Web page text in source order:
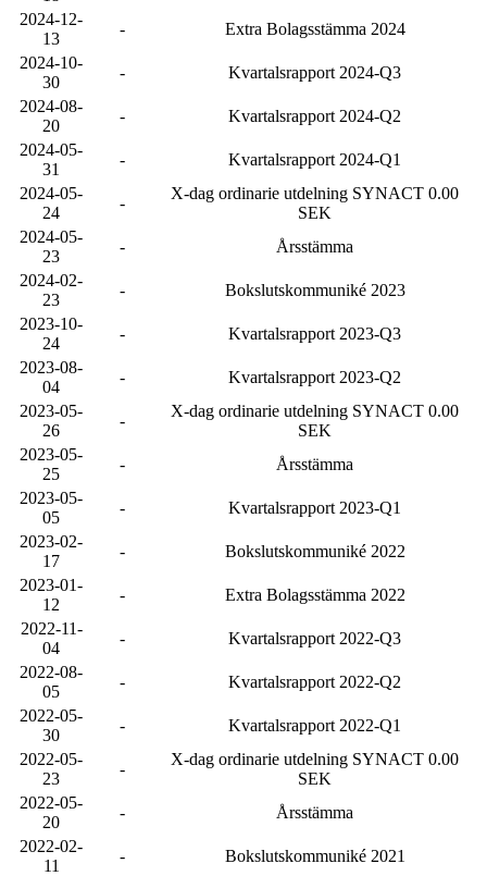
2024-12-
13
-
Extra Bolagsstämma 2024
2024-10-
30
-
Kvartalsrapport 2024-Q3
2024-08-
20
-
Kvartalsrapport 2024-Q2
2024-05-
31
-
Kvartalsrapport 2024-Q1
2024-05-
24
-
X-dag ordinarie utdelning SYNACT 0.00
SEK
2024-05-
23
-
Årsstämma
2024-02-
23
-
Bokslutskommuniké 2023
2023-10-
24
-
Kvartalsrapport 2023-Q3
2023-08-
04
-
Kvartalsrapport 2023-Q2
2023-05-
26
-
X-dag ordinarie utdelning SYNACT 0.00
SEK
2023-05-
25
-
Årsstämma
2023-05-
05
-
Kvartalsrapport 2023-Q1
2023-02-
17
-
Bokslutskommuniké 2022
2023-01-
12
-
Extra Bolagsstämma 2022
2022-11-
04
-
Kvartalsrapport 2022-Q3
2022-08-
05
-
Kvartalsrapport 2022-Q2
2022-05-
30
-
Kvartalsrapport 2022-Q1
2022-05-
23
-
X-dag ordinarie utdelning SYNACT 0.00
SEK
2022-05-
20
-
Årsstämma
2022-02-
11
-
Bokslutskommuniké 2021